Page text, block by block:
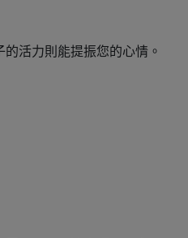
活力則能提振您的心情。